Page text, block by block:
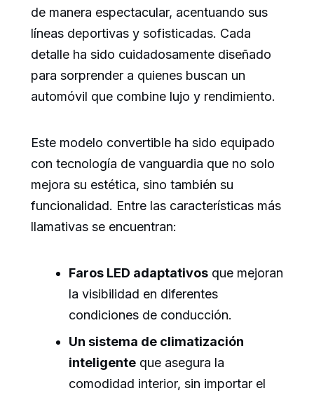
de manera espectacular, acentuando sus
líneas deportivas y sofisticadas. Cada
detalle ha sido cuidadosamente diseñado
para sorprender a quienes buscan un
automóvil que combine lujo y rendimiento.
Este modelo convertible ha sido equipado
con tecnología de vanguardia que no solo
mejora su estética, sino también su
funcionalidad. Entre las características más
llamativas se encuentran:
Faros LED adaptativos que mejoran
la visibilidad en diferentes
condiciones de conducción.
Un sistema de climatización
inteligente que asegura la
comodidad interior, sin importar el